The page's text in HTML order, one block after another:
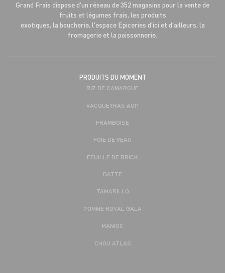
Grand Frais dispose d'un réseau de 352 magasins pour la vente de
fruits et légumes frais, les produits
exotiques, la boucherie, l'espace Epiceries d'ici et d'ailleurs, la
fromagerie et la poissonnerie.
PRODUITS DU MOMENT
RIZ DE CAMARGUE
VACQUEYRAS AOP
FRAMBOISE
FOIE DE VEAU
FEUILLE DE BRICK
DATTE
TAMARILLO
POMME ROYAL GALA
MANIOC
CHOU ATLAS